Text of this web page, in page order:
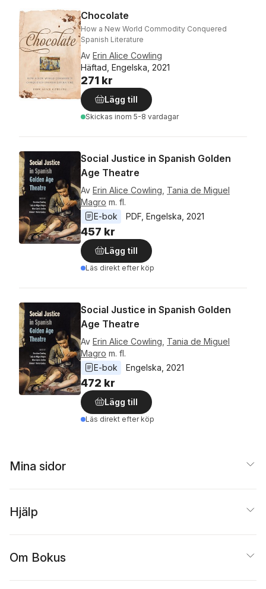
Chocolate
How a New World Commodity Conquered
Spanish Literature
Av Erin Alice Cowling
Häftad, Engelska, 2021
271 kr
Lägg till
Skickas inom 5-8 vardagar
Social Justice in Spanish Golden
Age Theatre
Av Erin Alice Cowling Tania de Miguel
Magro m. fl.
E-bok
PDF Engelska 2021
457 kr
Lägg till
Läs direkt efter köp
Social Justice in Spanish Golden
Age Theatre
Av Erin Alice Cowling Tania de Miguel
Magro m. fl.
E-bok
Engelska 2021
472 kr
Lägg till
Läs direkt efter köp
Mina sidor
Hjälp
Om Bokus